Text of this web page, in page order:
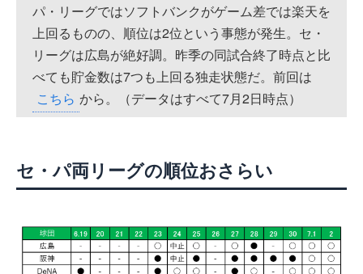
パ・リーグではソフトバンクがゲーム差では楽天を
上回るものの、順位は2位という事態が発生。セ・
リーグは広島が絶好調。昨季の同試合終了時点と比
べても貯金数は7つも上回る独走状態だ。前回は
こちら から。（データはすべて7月2日時点）
セ・パ両リーグの順位おさらい